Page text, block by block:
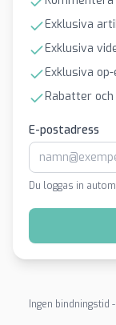
Exklusiva
Exklusiva
Exklusiva
Rabatter
E-postadress
Du loggas in
Ingen